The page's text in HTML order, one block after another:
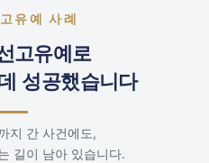
유예 사례
고유예로
성공했습니다
지 간 사건에도,
길이 남아 있습니다.